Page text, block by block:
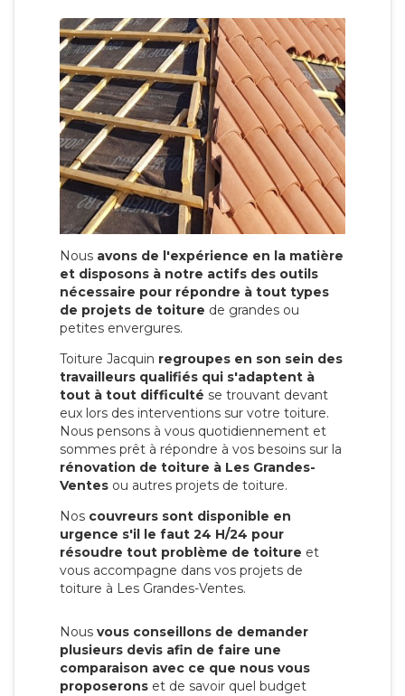
Nous avons de l'expérience en la matière
et disposons à notre actifs des outils
nécessaire pour répondre à tout types
de projets de toiture de grandes ou
petites envergures.
Toiture Jacquin regroupes en son sein des
travailleurs qualifiés qui s'adaptent à
tout à tout difficulté se trouvant devant
eux lors des interventions sur votre toiture.
Nous pensons à vous quotidiennement et
sommes prêt à répondre à vos besoins sur la
rénovation de toiture à Les Grandes-
Ventes ou autres projets de toiture.
Nos couvreurs sont disponible en
urgence s'il le faut 24 H/24 pour
résoudre tout problème de toiture et
vous accompagne dans vos projets de
toiture à Les Grandes-Ventes.
Nous vous conseillons de demander
plusieurs devis afin de faire une
comparaison avec ce que nous vous
proposerons et de savoir quel budget